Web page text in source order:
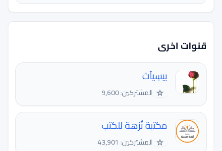
قنوات اخرى
بيسِيآتَ
☆ المشتركين: 9,600
مكتبة نُزهة للكتب
☆ المشتركين: 43,901